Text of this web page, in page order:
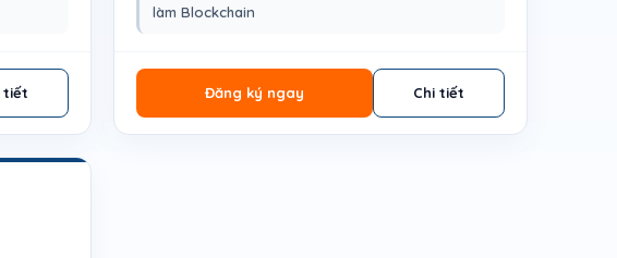
tiết
làm Blockchain
Đăng ký ngay Chi tiết